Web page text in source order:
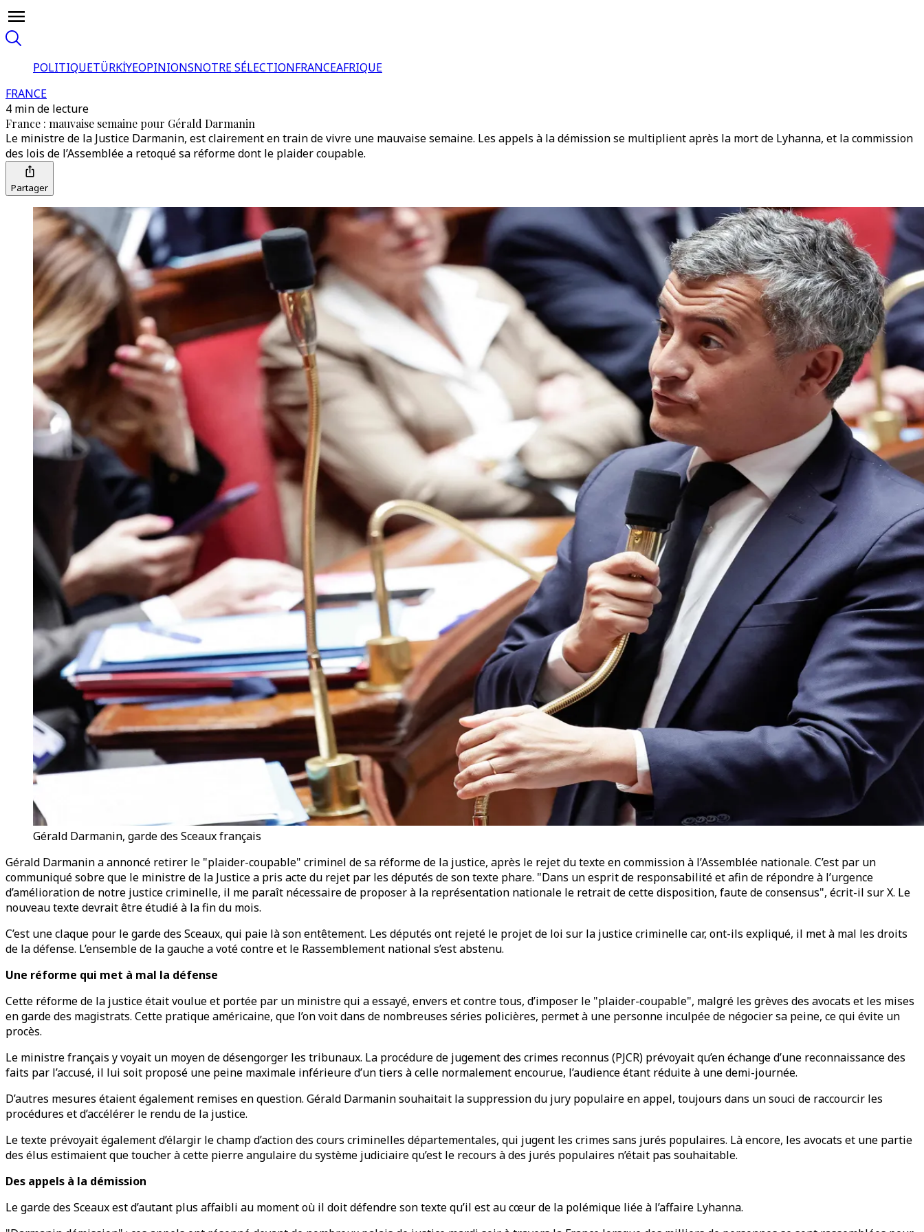
POLITIQUETÜRKİYEOPINIONSNOTRE SÉLECTIONFRANCEAFRIQUE
FRANCE
4 min de lecture
France : mauvaise semaine pour Gérald Darmanin
Le ministre de la Justice Darmanin, est clairement en train de vivre une mauvaise semaine. Les appels à la démission se multiplient après la mort de Lyhanna, et la commission
des lois de l’Assemblée a retoqué sa réforme dont le plaider coupable.
Partager
Gérald Darmanin, garde des Sceaux français
Gérald Darmanin a annoncé retirer le "plaider-coupable" criminel de sa réforme de la justice, après le rejet du texte en commission à l’Assemblée nationale. C’est par un
communiqué sobre que le ministre de la Justice a pris acte du rejet par les députés de son texte phare. "Dans un esprit de responsabilité et afin de répondre à l’urgence
d’amélioration de notre justice criminelle, il me paraît nécessaire de proposer à la représentation nationale le retrait de cette disposition, faute de consensus", écrit-il sur X. Le
nouveau texte devrait être étudié à la fin du mois.
C’est une claque pour le garde des Sceaux, qui paie là son entêtement. Les députés ont rejeté le projet de loi sur la justice criminelle car, ont-ils expliqué, il met à mal les droits
de la défense. L’ensemble de la gauche a voté contre et le Rassemblement national s’est abstenu.
Une réforme qui met à mal la défense
Cette réforme de la justice était voulue et portée par un ministre qui a essayé, envers et contre tous, d’imposer le "plaider-coupable", malgré les grèves des avocats et les mises
en garde des magistrats. Cette pratique américaine, que l’on voit dans de nombreuses séries policières, permet à une personne inculpée de négocier sa peine, ce qui évite un
procès.
Le ministre français y voyait un moyen de désengorger les tribunaux. La procédure de jugement des crimes reconnus (PJCR) prévoyait qu’en échange d’une reconnaissance des
faits par l’accusé, il lui soit proposé une peine maximale inférieure d’un tiers à celle normalement encourue, l’audience étant réduite à une demi-journée.
D’autres mesures étaient également remises en question. Gérald Darmanin souhaitait la suppression du jury populaire en appel, toujours dans un souci de raccourcir les
procédures et d’accélérer le rendu de la justice.
Le texte prévoyait également d’élargir le champ d’action des cours criminelles départementales, qui jugent les crimes sans jurés populaires. Là encore, les avocats et une partie
des élus estimaient que toucher à cette pierre angulaire du système judiciaire qu’est le recours à des jurés populaires n’était pas souhaitable.
Des appels à la démission
Le garde des Sceaux est d’autant plus affaibli au moment où il doit défendre son texte qu’il est au cœur de la polémique liée à l’affaire Lyhanna.